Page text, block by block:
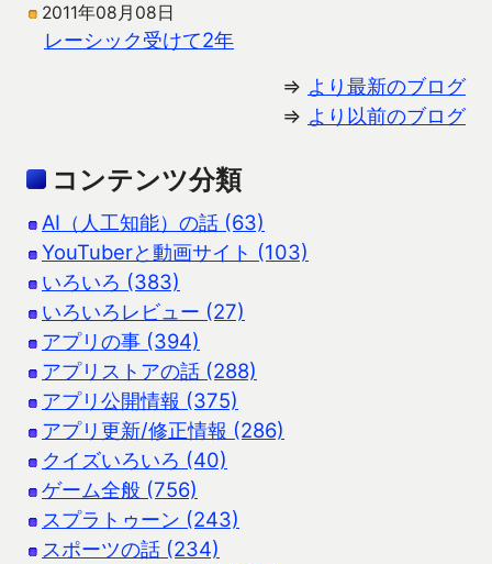
2011年08月08日
レーシック受けて2年
⇒ より最新のブログ
⇒ より以前のブログ
コンテンツ分類
AI（人工知能）の話 (63)
YouTuberと動画サイト (103)
いろいろ (383)
いろいろレビュー (27)
アプリの事 (394)
アプリストアの話 (288)
アプリ公開情報 (375)
アプリ更新/修正情報 (286)
クイズいろいろ (40)
ゲーム全般 (756)
スプラトゥーン (243)
スポーツの話 (234)